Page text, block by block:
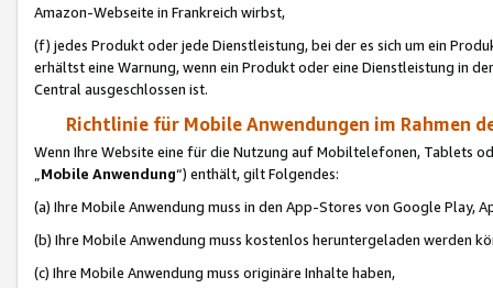
Amazon-Webseite in Frankreich wirbst,
(f) jedes Produkt oder jede Dienstleistung, bei der es sich um ein
erhältst eine Warnung, wenn ein Produkt oder eine Dienstleistung in
Central ausgeschlossen ist.
Richtlinie für Mobile Anwendungen im Rahmen
Wenn Ihre Website eine für die Nutzung auf Mobiltelefonen, Tablets
„Mobile Anwendung“) enthält, gilt Folgendes:
(a) Ihre Mobile Anwendung muss in den App-Stores von Google Play,
(b) Ihre Mobile Anwendung muss kostenlos heruntergeladen werden
(c) Ihre Mobile Anwendung muss originäre Inhalte haben,